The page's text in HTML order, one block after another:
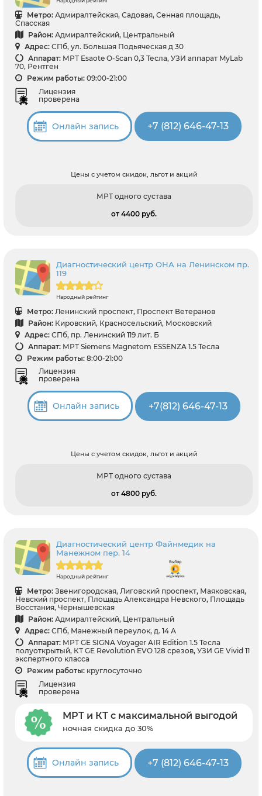
Метро: Адмиралтейская, Садовая, Сенная площадь,
Спасская
Район: Адмиралтейский, Центральный
Адрес: СПб, ул. Большая Подьяческая д 30
Аппарат: МРТ Esaote O-Scan 0,3 Тесла, УЗИ аппарат MyLab
70, Рентген
Режим работы: 09:00-21:00
Лицензия
проверена
Онлайн запись +7 (812) 646-47-13
Цены с учетом скидок, льгот и акций
МРТ одного сустава
от 4400 pуб.
Диагностический центр ОНА на Ленинском пр.
119
Народный рейтинг
Метро: Ленинский проспект, Проспект Ветеранов
Район: Кировский, Красносельский, Московский
Адрес: СПб, пр. Ленинский 119 лит. Б
Аппарат: МРТ Siemens Magnetom ESSENZA 1.5 Тесла
Режим работы: 8:00-21:00
Лицензия
проверена
Онлайн запись +7(812) 646-47-13
Цены с учетом скидок, льгот и акций
МРТ одного сустава
от 4800 pуб.
Диагностический центр Файнмедик на
Манежном пер. 14
Народный рейтинг
Метро: Звенигородская, Лиговский проспект, Маяковская,
Невский проспект, Площадь Александра Невского, Площадь
Восстания, Чернышевская
Район: Адмиралтейский, Центральный
Адрес: СПб, Манежный переулок, д. 14 А
Аппарат: МРТ GE SIGNA Voyager AIR Edition 1.5 Тесла
полуоткрытый, КТ GE Revolution EVO 128 срезов, УЗИ GE Vivid 11
экспертного класса
Режим работы: круглосуточно
Лицензия
проверена
МРТ и КТ с максимальной выгодой
ночная скидка до 30%
Онлайн запись +7 (812) 646-47-13